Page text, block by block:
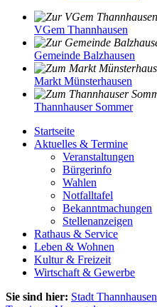
VGem Thannhausen
Gemeinde Balzhausen
Markt Münsterhausen
Thannhauser Sommer
Startseite
Aktuelles & Termine
Veranstaltungen
Bürgerinfo
Wahlen
Notfalltafel
Bekanntmachungen
Stellenanzeigen
Rathaus & Service
Leben & Wohnen
Kultur & Freizeit
Wirtschaft & Gewerbe
Sie sind hier: Stadt Thannhausen